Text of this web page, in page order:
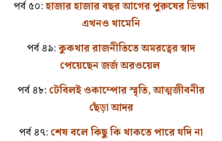
পর্ব ৫০:হাজার হাজার বছর আগের পুরুষের ভিক্ষা
এখনও থামেনি
পর্ব ৪৯:কুকথার রাজনীতিতে অমরত্বের স্বাদ
পেয়েছেন জর্জ অরওয়েল
পর্ব ৪৮: টেবিলই ওকাম্পোর স্মৃতি, আত্মজীবনীর
ছেঁড়া আদর
পর্ব ৪৭: শেষ বলে কিছু কি থাকতে পারে যদি না